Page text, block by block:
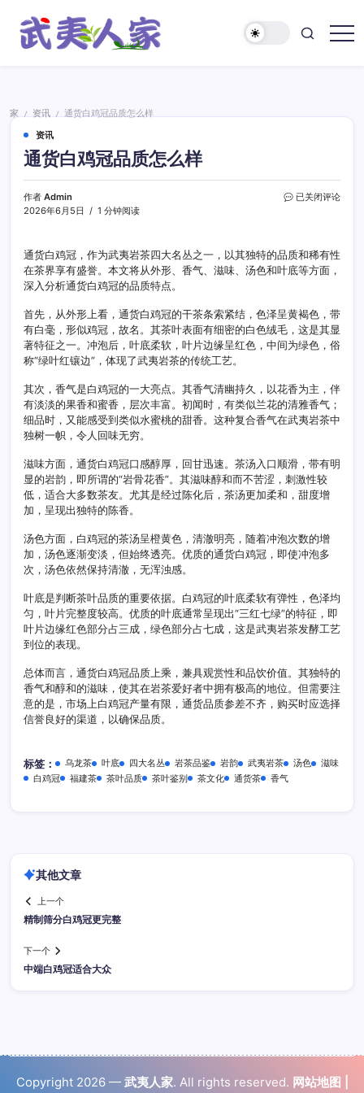
家
家 / 资讯 /
通货白鸡冠品质怎么样
资讯
通货白鸡冠品质怎么样
作者 Admin
2026年6月5日
1 分钟阅读
通
冠
品
质
样
已关闭评论
通货白鸡冠，作为武夷岩茶四大名丛之一，以其独特的品质和稀有性
在茶界享有盛誉。本文将从外形、香气、滋味、汤色和叶底等方面，
深入分析通货白鸡冠的品质特点。
首先，从外形上看，通货白鸡冠的干茶条索紧结，色泽呈黄褐色，带
有白毫，形似鸡冠，故名。其茶叶表面有细密的白色绒毛，这是其显
著特征之一。冲泡后，叶底柔软，叶片边缘呈红色，中间为绿色，俗
称“绿叶红镶边”，体现了武夷岩茶的传统工艺。
其次，香气是白鸡冠的一大亮点。其香气清幽持久，以花香为主，伴
有淡淡的果香和蜜香，层次丰富。初闻时，有类似兰花的清雅香气；
细品时，又能感受到类似水蜜桃的甜香。这种复合香气在武夷岩茶中
独树一帜，令人回味无穷。
滋味方面，通货白鸡冠口感醇厚，回甘迅速。茶汤入口顺滑，带有明
显的岩韵，即所谓的“岩骨花香”。其滋味醇和而不苦涩，刺激性较
低，适合大多数茶友。尤其是经过陈化后，茶汤更加柔和，甜度增
加，呈现出独特的陈香。
汤色方面，白鸡冠的茶汤呈橙黄色，清澈明亮，随着冲泡次数的增
加，汤色逐渐变淡，但始终透亮。优质的通货白鸡冠，即使冲泡多
次，汤色依然保持清澈，无浑浊感。
叶底是判断茶叶品质的重要依据。白鸡冠的叶底柔软有弹性，色泽均
匀，叶片完整度较高。优质的叶底通常呈现出“三红七绿”的特征，即
叶片边缘红色部分占三成，绿色部分占七成，这是武夷岩茶发酵工艺
到位的表现。
总体而言，通货白鸡冠品质上乘，兼具观赏性和品饮价值。其独特的
香气和醇和的滋味，使其在岩茶爱好者中拥有极高的地位。但需要注
意的是，市场上白鸡冠产量有限，通货品质参差不齐，购买时应选择
信誉良好的渠道，以确保品质。
标签： 乌龙茶 叶底 四大名丛 岩茶品鉴 岩韵 武夷岩茶 汤色
滋味
白鸡冠
福建茶 茶叶品质 茶叶鉴别 茶文化 通货茶 香气
其他文章
上一个
精制筛分白鸡冠更完整
下一个
中端白鸡冠适合大众
Copyright 2026 — 武夷人家. All rights reserved. 网站地图